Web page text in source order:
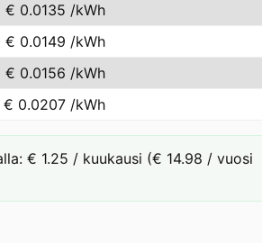
€ 0.0135 /kWh
€ 0.0149 /kWh
€ 0.0156 /kWh
€ 0.0207 /kWh
€ 1.25 / kuukausi (€ 14.98 / vuosi